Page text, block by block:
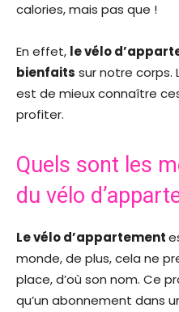
calories, mais pas que !
En effet, le vélo
bienfaits sur notre corps.
est de mieux connaître
profiter.
Quels sont les
du vélo
Le vélo d’appartement
monde, de plus, cela ne
place, d’où son nom. Ce
qu’un abonnement dans